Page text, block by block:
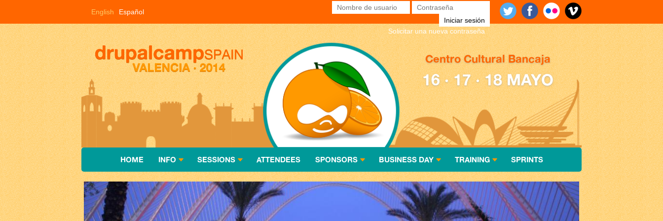
English
Español
Nombre de usuario* Contraseña*
Solicitar una nueva contraseña
Centro Cultural Bancaja
16 · 17 · 18 MAYO
HOME INFO SESSIONS ATTENDEES SPONSORS BUSINESS DAY TRAINING SPRINTS